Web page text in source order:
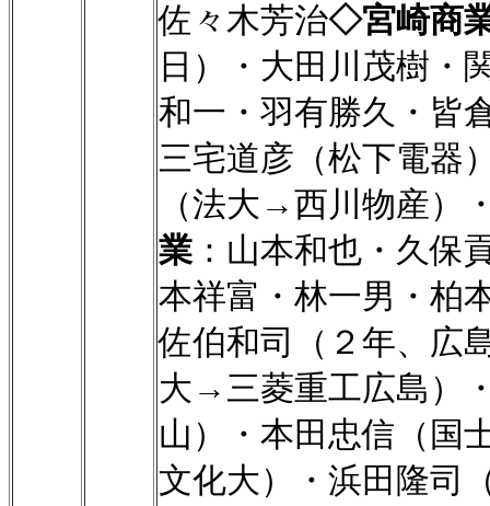
佐々木芳治◇宮崎商
日）・大田川茂樹・
和一・羽有勝久・皆
三宅道彦（松下電器
（法大→西川物産）
業：山本和也・久保
本祥富・林一男・柏
佐伯和司（２年、広
大→三菱重工広島）
山）・本田忠信（国
文化大）・浜田隆司